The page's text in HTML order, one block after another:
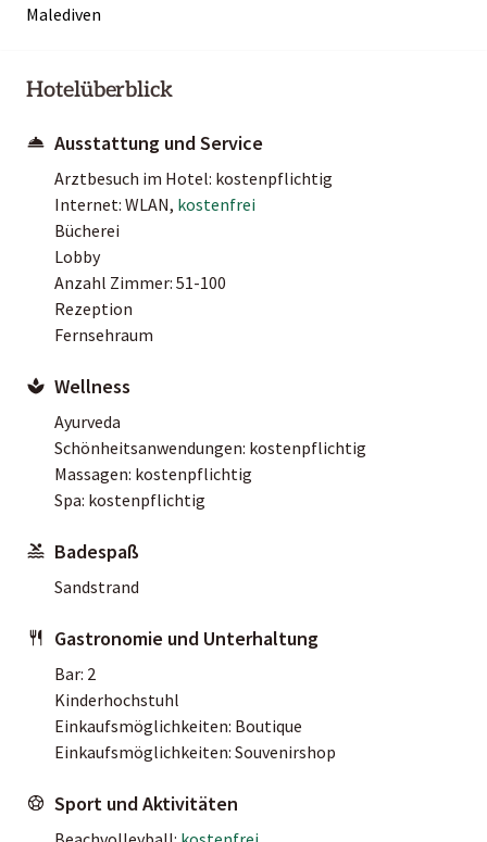
Malediven
Hotelüberblick
Ausstattung und Service
Arztbesuch im Hotel: kostenpflichtig
Internet: WLAN, kostenfrei
Bücherei
Lobby
Anzahl Zimmer: 51-100
Rezeption
Fernsehraum
Wellness
Ayurveda
Schönheitsanwendungen: kostenpflichtig
Massagen: kostenpflichtig
Spa: kostenpflichtig
Badespaß
Sandstrand
Gastronomie und Unterhaltung
Bar: 2
Kinderhochstuhl
Einkaufsmöglichkeiten: Boutique
Einkaufsmöglichkeiten: Souvenirshop
Sport und Aktivitäten